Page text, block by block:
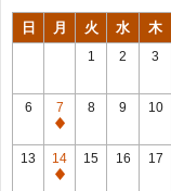
日 月 火 水 木
1 2 3
6
7
休
館
日
8 9 10
13
14
休
15 16 17